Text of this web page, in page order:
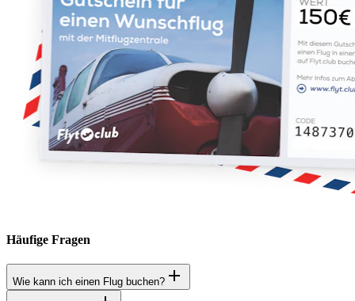
Häufige Fragen
Wie kann ich einen Flug buchen?